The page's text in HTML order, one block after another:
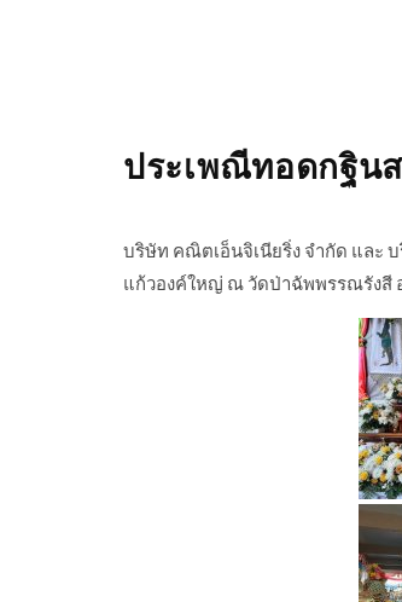
ประเพณีทอดกฐิน
บริษัท คณิตเอ็นจิเนียริ่ง จำกัด และ
แก้วองค์ใหญ่ ณ วัดป่าฉัพพรรณรังสี